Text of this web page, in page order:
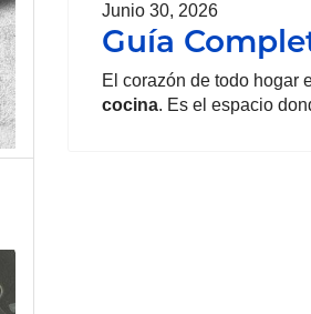
Junio 30, 2026
Guía
El corazón de todo hogar
cocina. Es el espacio